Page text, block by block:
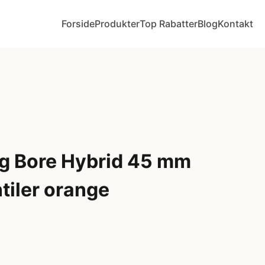
ForsideProdukterTop RabatterBlogKontakt
Bore Hybrid 45 mm
orange